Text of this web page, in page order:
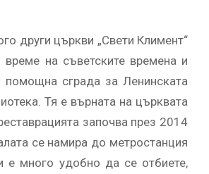
други църкви „Свети Климент“
време на съветските времена и
помощна сграда за Ленинската
Тя е върната на църквата
започва през 2014
се намира до метростанция
и е много удобно да се отбиете,